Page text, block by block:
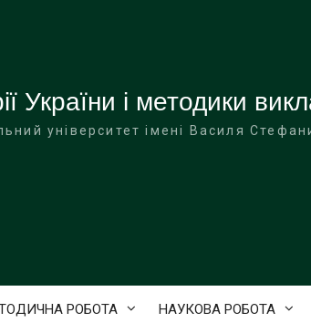
України і методики
університет імені Василя
РОБОТА НАУКОВА РОБОТА